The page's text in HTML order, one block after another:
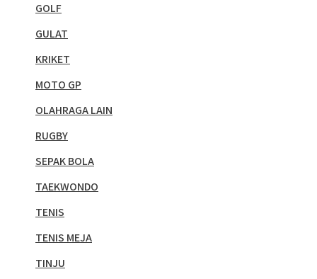
GOLF
GULAT
KRIKET
MOTO GP
OLAHRAGA LAIN
RUGBY
SEPAK BOLA
TAEKWONDO
TENIS
TENIS MEJA
TINJU